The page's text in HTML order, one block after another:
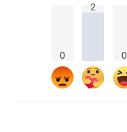
0
2
0